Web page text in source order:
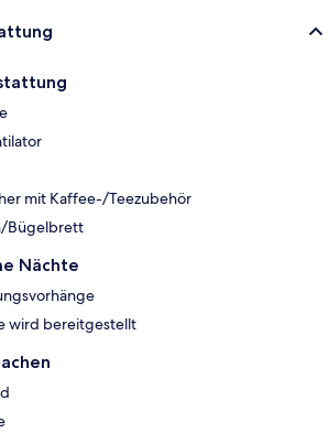
mit Kaffee-/Teezubehör
Bügelbrett
Nächte
wird bereitgestellt